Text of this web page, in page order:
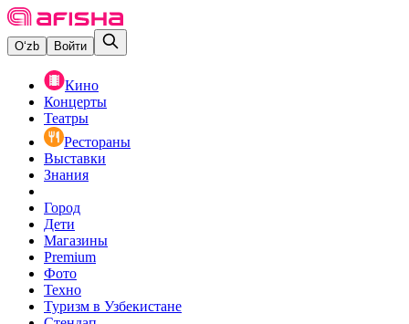
O‘zb Войти
Кино
Концерты
Театры
Рестораны
Выставки
Знания
Город
Дети
Магазины
Premium
Фото
Техно
Туризм в Узбекистане